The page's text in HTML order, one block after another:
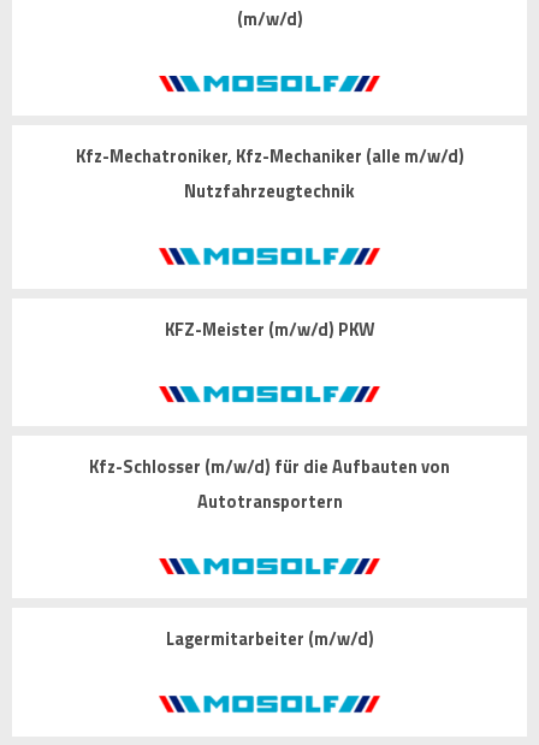
(m/w/d)
Kfz-Mechatroniker, Kfz-Mechaniker (alle m/w/d)
Nutzfahrzeugtechnik
KFZ-Meister (m/w/d) PKW
Kfz-Schlosser (m/w/d) für die Aufbauten von
Autotransportern
Lagermitarbeiter (m/w/d)